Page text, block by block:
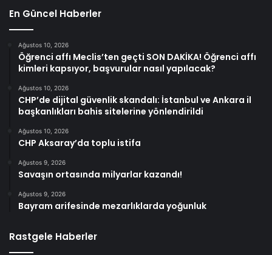
En Güncel Haberler
Ağustos 10, 2026
Öğrenci affı Meclis’ten geçti SON DAKİKA! Öğrenci affı
kimleri kapsıyor, başvurular nasıl yapılacak?
Ağustos 10, 2026
CHP’de dijital güvenlik skandalı: İstanbul ve Ankara il
başkanlıkları bahis sitelerine yönlendirildi
Ağustos 10, 2026
CHP Aksaray’da toplu istifa
Ağustos 9, 2026
Savaşın ortasında milyarlar kazandı!
Ağustos 9, 2026
Bayram arifesinde mezarlıklarda yoğunluk
Rastgele Haberler